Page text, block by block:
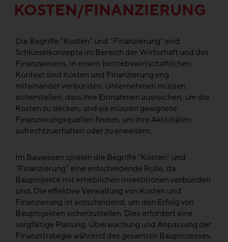
KOSTEN/FINANZIERUNG
Die Begriffe "Kosten" und "Finanzierung" sind
Schlüsselkonzepte im Bereich der Wirtschaft und des
Finanzwesens. In einem betriebswirtschaftlichen
Kontext sind Kosten und Finanzierung eng
miteinander verbunden. Unternehmen müssen
sicherstellen, dass ihre Einnahmen ausreichen, um die
Kosten zu decken, und sie müssen geeignete
Finanzierungsquellen finden, um ihre Aktivitäten
aufrechtzuerhalten oder zu erweitern.
Im Bauwesen spielen die Begriffe "Kosten" und
"Finanzierung" eine entscheidende Rolle, da
Bauprojekte mit erheblichen Investitionen verbunden
sind. Die effektive Verwaltung von Kosten und
Finanzierung ist entscheidend, um den Erfolg von
Bauprojekten sicherzustellen. Dies erfordert eine
sorgfältige Planung, Überwachung und Anpassung der
Finanzstrategie während des gesamten Bauprozesses.